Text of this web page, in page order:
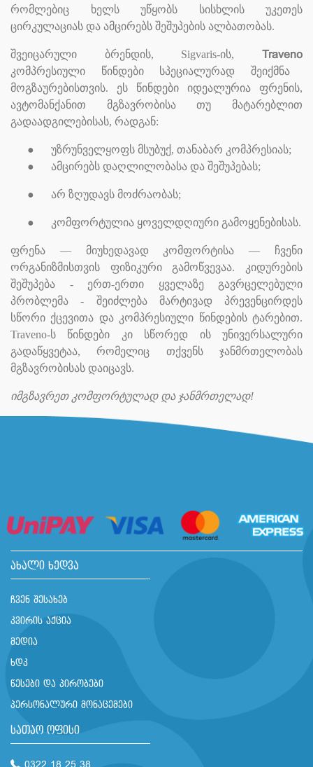
რომლებიც ხელს უწყობს სისხლის უკეთეს
ცირკულაციას და ამცირებს შეშუპების ალბათობას.
შვეიცარული ბრენდის, Sigvaris-ის, Traveno
კომპრესიული წინდები სპეციალურად შეიქმნა
მოგზაურებისთვის. ეს წინდები იდეალურია ფრენის,
ავტომანქანით მგზავრობისა თუ მატარებლით
გადაადგილებისას, რადგან:
●
უზრუნველყოფს მსუბუქ, თანაბარ კომპრესიას;
●
ამცირებს დაღლილობასა და შეშუპებას;
● არ ზღუდავს მოძრაობას;
● კომფორტულია ყოველდღიური გამოყენებისას.
ფრენა — მიუხედავად კომფორტისა — ჩვენი
ორგანიზმისთვის ფიზიკური გამოწვევაა. კიდურების
შეშუპება - ერთ-ერთი ყველაზე გავრცელებული
პრობლემა - შეიძლება მარტივად პრევენცირდეს
სწორი ქცევითა და კომპრესიული წინდების ტარებით.
Traveno-ს წინდები კი სწორედ ის უნივერსალური
გადაწყვეტაა, რომელიც თქვენს ჯანმრთელობას
მგზავრობისას დაიცავს.
იმგზავრეთ კომფორტულად და ჯანმრთელად!
ახალი ხედვა
ჩვენ შესახებ
კვირის აქცია
მედია
ხდკ
წესები და პირობები
პერსონალური მონაცემები
სათაო ოფისი
0322 18 25 38